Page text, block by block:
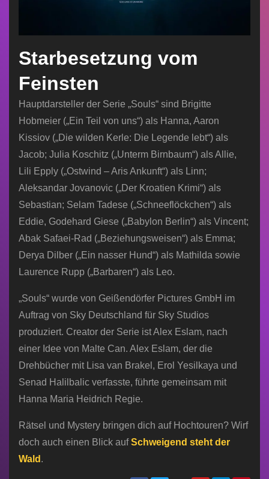
Starbesetzung vom
Feinsten
Hauptdarsteller der Serie „Souls“ sind Brigitte
Hobmeier („Ein Teil von uns“) als Hanna, Aaron
Kissiov („Die wilden Kerle: Die Legende lebt“) als
Jacob; Julia Koschitz („Unterm Birnbaum“) als Allie,
Lili Epply („Ostwind – Aris Ankunft“) als Linn;
Aleksandar Jovanovic („Der Kroatien Krimi“) als
Sebastian; Selam Tadese („Schneeflöckchen“) als
Eddie, Godehard Giese („Babylon Berlin“) als Vincent;
Abak Safaei-Rad („Beziehungsweisen“) als Emma;
Derya Dilber („Ein nasser Hund“) als Mathilda sowie
Laurence Rupp („Barbaren“) als Leo.
„Souls“ wurde von Geißendörfer Pictures GmbH im
Auftrag von Sky Deutschland für Sky Studios
produziert. Creator der Serie ist Alex Eslam, nach
einer Idee von Malte Can. Alex Eslam, der die
Drehbücher mit Lisa van Brakel, Erol Yesilkaya und
Senad Halilbalic verfasste, führte gemeinsam mit
Hanna Maria Heidrich Regie.
Rätsel und Mystery bringen dich auf Hochtouren? Wirf
doch auch einen Blick aufSchweigend steht der
Wald .